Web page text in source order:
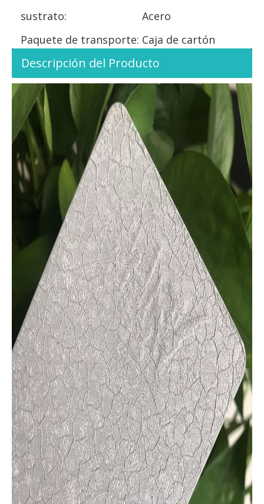
sustrato:
Acero
Paquete de transporte: Caja de cartón
Descripción del Producto